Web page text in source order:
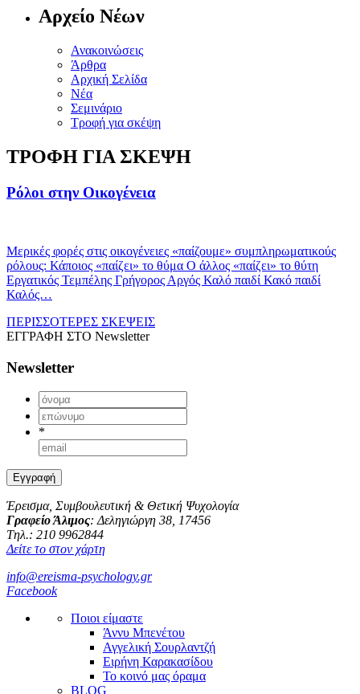
Αρχείο Νέων
Ανακοινώσεις
Άρθρα
Αρχική Σελίδα
Νέα
Σεμινάριο
Τροφή για σκέψη
TΡΟΦΗ ΓΙΑ ΣΚΕΨΗ
Ρόλοι στην Οικογένεια
Μερικές φορές στις οικογένειες «παίζουμε» συμπληρωματικούς
ρόλους: Κάποιος «παίζει» το θύμα Ο άλλος «παίζει» το θύτη
Εργατικός Τεμπέλης Γρήγορος Αργός Καλό παιδί Κακό παιδί
Καλός…
ΠΕΡΙΣΣΟΤΕΡΕΣ ΣΚΕΨΕΙΣ
ΕΓΓΡΑΦΗ ΣΤΟ Newsletter
Newsletter
*
Έρεισμα, Συμβουλευτική & Θετική Ψυχολογία
Γραφείο Άλιμος: Δεληγιώργη 38, 17456
Tηλ.: 210 9962844
Δείτε το στον χάρτη
info@ereisma-psychology.gr
Facebook
Ποιοι είμαστε
Άννυ Μπενέτου
Αγγελική Σουρλαντζή
Ειρήνη Καρακασίδου
Το κοινό μας όραμα
BLOG